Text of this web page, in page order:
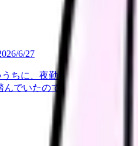
6/27
ちに、夜勤を一人で任され
んでいたので、感覚が麻痺し